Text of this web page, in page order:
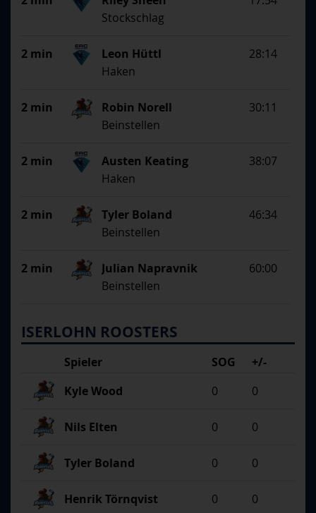
Stockschlag
2 min 28:14
Leon Hüttl
Haken
2 min 30:11
Robin Norell
Beinstellen
2 min 38:07
Austen Keating
Haken
2 min 46:34
Tyler Boland
Beinstellen
2 min 60:00
Julian Napravnik
Beinstellen
ISERLOHN ROOSTERS
Spieler SOG
+/-
Kyle Wood
0 0
Nils Elten 0 0
Tyler Boland 0 0
Henrik Törnqvist 0 0